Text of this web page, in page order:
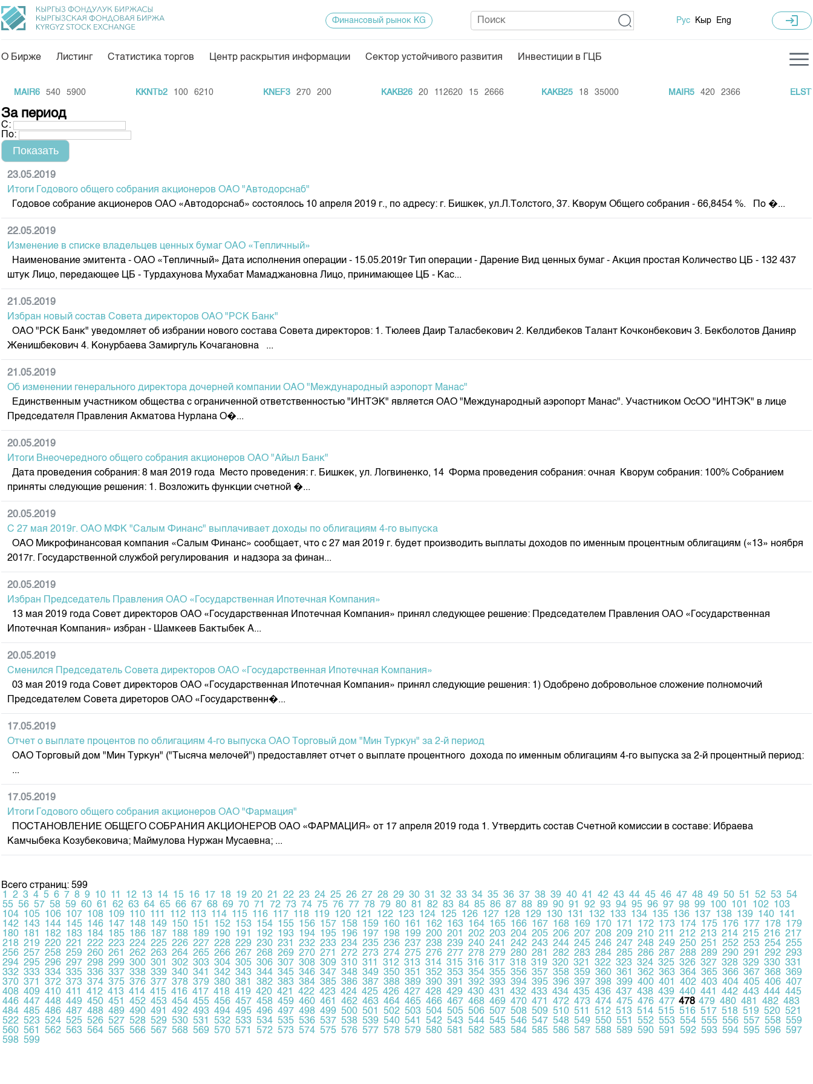
Общая информация
Акционеры
Руководство
Внутренний аудитор
Комитеты
Участники торгов
Наши партнеры
Cтратегия развития
Корпоративные документы
Контакты
Аналитика
Финансовый рынок KG
25 лет ЗАО КФБ
Расписание аукционов по ГЦБ
Финансовый рынок KG Рус Кыр Eng login
О Бирже Листинг Статистика торгов Центр раскрытия информации Сектор устойчивого развития Инвестиции в ГЦБ
540 5900 KKNTb2 100 6210 KNEF3 270 200 KAKB26 20 112620 15 2666 KAKB25 18 35000 MAIR5 420 2366 ELST7
За период
С:
По:
23.05.2019
Итоги Годового общего собрания акционеров ОАО "Автодорснаб"
Годовое собрание акционеров ОАО «Автодорснаб» состоялось 10 апреля 2019 г., по адресу: г. Бишкек, ул.Л.Толстого, 37. Кворум Общего собрания - 66,8454 %. По �...
22.05.2019
Изменение в списке владельцев ценных бумаг ОАО «Тепличный»
Наименование эмитента - ОАО «Тепличный» Дата исполнения операции - 15.05.2019г Тип операции - Дарение Вид ценных бумаг - Акция простая Количество ЦБ - 132 437
штук Лицо, передающее ЦБ - Турдахунова Мухабат Мамаджановна Лицо, принимающее ЦБ - Кас...
21.05.2019
Избран новый состав Совета директоров ОАО "РСК Банк"
ОАО "РСК Банк" уведомляет об избрании нового состава Совета директоров: 1. Тюлеев Даир Таласбекович 2. Келдибеков Талант Кочконбекович 3. Бекболотов Данияр
Женишбекович 4. Конурбаева Замиргуль Кочагановна ...
21.05.2019
Об изменении генерального директора дочерней компании ОАО "Международный аэропорт Манас"
Единственным участником общества с ограниченной ответственностью "ИНТЭК" является ОАО "Международный аэропорт Манас". Участником ОсОО "ИНТЭК" в лице
Председателя Правления Акматова Нурлана О�...
20.05.2019
Итоги Внеочередного общего собрания акционеров ОАО "Айыл Банк"
Дата проведения собрания: 8 мая 2019 года Место проведения: г. Бишкек, ул. Логвиненко, 14 Форма проведения собрания: очная Кворум собрания: 100% Собранием
приняты следующие решения: 1. Возложить функции счетной �...
20.05.2019
С 27 мая 2019г. ОАО МФК "Салым Финанс" выплачивает доходы по облигациям 4-го выпуска
ОАО Микрофинансовая компания «Салым Финанс» сообщает, что с 27 мая 2019 г. будет производить выплаты доходов по именным процентным облигациям («13» ноября
2017г. Государственной службой регулирования и надзора за финан...
20.05.2019
Избран Председатель Правления ОАО «Государственная Ипотечная Компания»
13 мая 2019 года Совет директоров ОАО «Государственная Ипотечная Компания» принял следующее решение: Председателем Правления ОАО «Государственная
Ипотечная Компания» избран - Шамкеев Бактыбек А...
20.05.2019
Сменился Председатель Совета директоров ОАО «Государственная Ипотечная Компания»
03 мая 2019 года Совет директоров ОАО «Государственная Ипотечная Компания» принял следующие решения: 1) Одобрено добровольное сложение полномочий
Председателем Совета диреторов ОАО «Государственн�...
17.05.2019
Отчет о выплате процентов по облигациям 4-го выпуска ОАО Торговый дом "Мин Туркун" за 2-й период
ОАО Торговый дом "Мин Туркун" ("Тысяча мелочей") предоставляет отчет о выплате процентного дохода по именным облигациям 4-го выпуска за 2-й процентный период:
...
17.05.2019
Итоги Годового общего собрания акционеров ОАО "Фармация"
ПОСТАНОВЛЕНИЕ ОБЩЕГО СОБРАНИЯ АКЦИОНЕРОВ ОАО «ФАРМАЦИЯ» от 17 апреля 2019 года 1. Утвердить состав Счетной комиссии в составе: Ибраева
Камчыбека Козубековича; Маймулова Нуржан Мусаевна; ...
Всего страниц: 599
1
2 3 4 5 6 7 8 9 10 11 12 13 14 15 16 17 18 19 20 21 22 23 24 25 26 27 28 29 30 31 32 33 34 35 36 37 38 39 40 41 42 43 44 45 46 47 48 49 50 51 52 53 54
55 56 57 58 59 60 61 62 63 64 65 66 67 68 69 70 71 72 73 74 75 76 77 78 79 80 81 82 83 84 85 86 87 88 89 90 91 92 93 94 95 96 97 98 99 100 101 102 103
104 105 106 107 108 109 110 111 112 113 114 115 116 117 118 119 120 121 122 123 124 125 126 127 128 129 130 131 132 133 134 135 136 137 138 139 140 141
142 143 144 145 146 147 148 149 150 151 152 153 154 155 156 157 158 159 160 161 162 163 164 165 166 167 168 169 170 171 172 173 174 175 176 177 178 179
180 181 182 183 184 185 186 187 188 189 190 191 192 193 194 195 196 197 198 199 200 201 202 203 204 205 206 207 208 209 210 211 212 213 214 215 216 217
218 219 220 221 222 223 224 225 226 227 228 229 230 231 232 233 234 235 236 237 238 239 240 241 242 243 244 245 246 247 248 249 250 251 252 253 254 255
256 257 258 259 260 261 262 263 264 265 266 267 268 269 270 271 272 273 274 275 276 277 278 279 280 281 282 283 284 285 286 287 288 289 290 291 292 293
294 295 296 297 298 299 300 301 302 303 304 305 306 307 308 309 310 311 312 313 314 315 316 317 318 319 320 321 322 323 324 325 326 327 328 329 330 331
332 333 334 335 336 337 338 339 340 341 342 343 344 345 346 347 348 349 350 351 352 353 354 355 356 357 358 359 360 361 362 363 364 365 366 367 368 369
370 371 372 373 374 375 376 377 378 379 380 381 382 383 384 385 386 387 388 389 390 391 392 393 394 395 396 397 398 399 400 401 402 403 404 405 406 407
408 409 410 411 412 413 414 415 416 417 418 419 420 421 422 423 424 425 426 427 428 429 430 431 432 433 434 435 436 437 438 439 440 441 442 443 444 445
446 447 448 449 450 451 452 453 454 455 456 457 458 459 460 461 462 463 464 465 466 467 468 469 470 471 472 473 474 475 476 477 478 479 480 481 482 483
484 485 486 487 488 489 490 491 492 493 494 495 496 497 498 499 500 501 502 503 504 505 506 507 508 509 510 511 512 513 514 515 516 517 518 519 520 521
522 523 524 525 526 527 528 529 530 531 532 533 534 535 536 537 538 539 540 541 542 543 544 545 546 547 548 549 550 551 552 553 554 555 556 557 558 559
560 561 562 563 564 565 566 567 568 569 570 571 572 573 574 575 576 577 578 579 580 581 582 583 584 585 586 587 588 589 590 591 592 593 594 595 596 597
598 599